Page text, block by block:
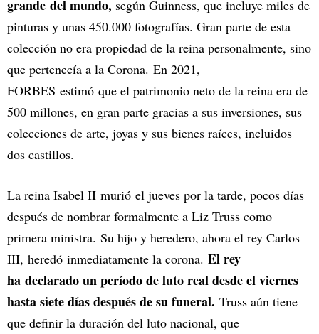
grande del mundo, según Guinness, que incluye miles de
pinturas y unas 450.000 fotografías. Gran parte de esta
colección no era propiedad de la reina personalmente, sino
que pertenecía a la Corona. En 2021,
FORBES estimó que el patrimonio neto de la reina era de
500 millones, en gran parte gracias a sus inversiones, sus
colecciones de arte, joyas y sus bienes raíces, incluidos
dos castillos.
La reina Isabel II murió el jueves por la tarde, pocos días
después de nombrar formalmente a Liz Truss como
primera ministra. Su hijo y heredero, ahora el rey Carlos
III, heredó inmediatamente la corona. El rey
ha declarado un período de luto real desde el viernes
hasta siete días después de su funeral. Truss aún tiene
que definir la duración del luto nacional, que